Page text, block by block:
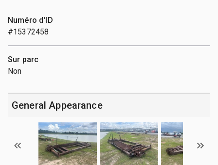
Numéro d'ID
#15372458
Sur parc
Non
General Appearance